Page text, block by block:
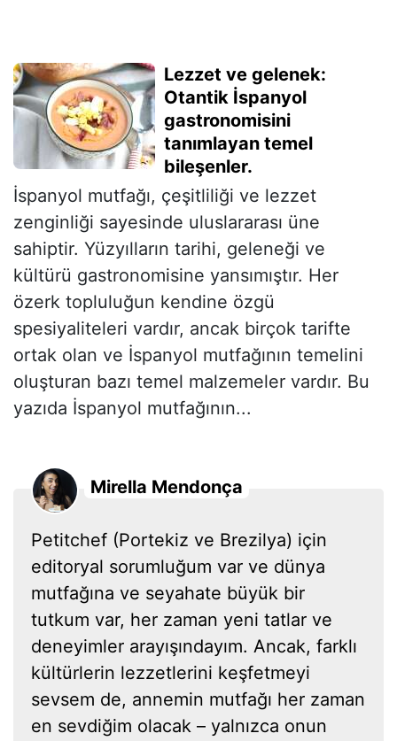
Lezzet ve gelenek:
Otantik İspanyol
gastronomisini
tanımlayan temel
bileşenler.
İspanyol mutfağı, çeşitliliği ve lezzet
zenginliği sayesinde uluslararası üne
sahiptir. Yüzyılların tarihi, geleneği ve
kültürü gastronomisine yansımıştır. Her
özerk topluluğun kendine özgü
spesiyaliteleri vardır, ancak birçok tarifte
ortak olan ve İspanyol mutfağının temelini
oluşturan bazı temel malzemeler vardır. Bu
yazıda İspanyol mutfağının...
Mirella Mendonça
Petitchef (Portekiz ve Brezilya) için
editoryal sorumluğum var ve dünya
mutfağına ve seyahate büyük bir
tutkum var, her zaman yeni tatlar ve
deneyimler arayışındayım. Ancak, farklı
kültürlerin lezzetlerini keşfetmeyi
sevsem de, annemin mutfağı her zaman
en sevdiğim olacak – yalnızca onun